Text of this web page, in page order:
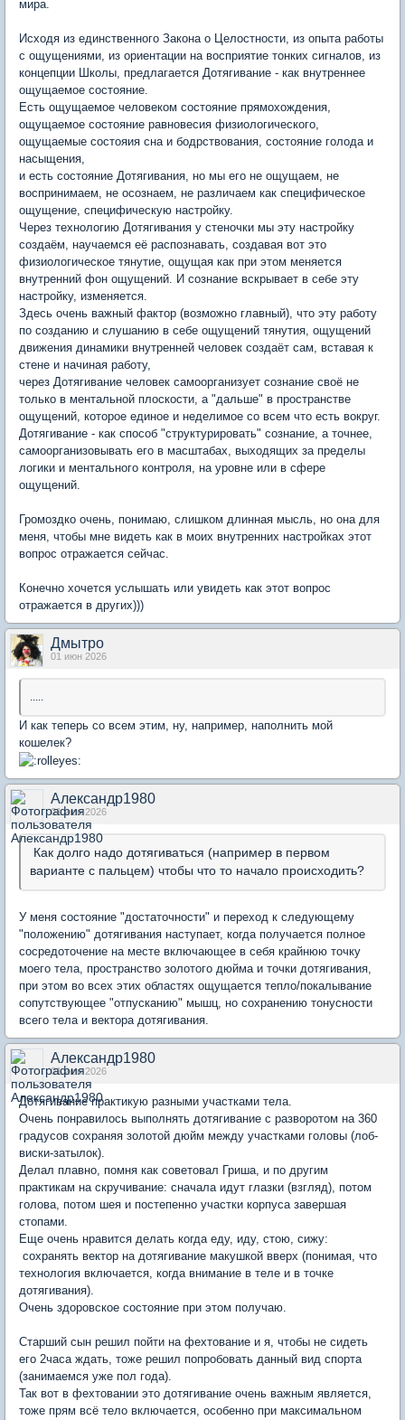
мира.
Исходя из единственного Закона о Целостности, из опыта работы
с ощущениями, из ориентации на восприятие тонких сигналов, из
концепции Школы, предлагается Дотягивание - как внутреннее
ощущаемое состояние.
Есть ощущаемое человеком состояние прямохождения,
ощущаемое состояние равновесия физиологического,
ощущаемые состояия сна и бодрствования, состояние голода и
насыщения,
и есть состояние Дотягивания, но мы его не ощущаем, не
воспринимаем, не осознаем, не различаем как специфическое
ощущение, специфическую настройку.
Через технологию Дотягивания у стеночки мы эту настройку
создаём, научаемся её распознавать, создавая вот это
физиологическое тянутие, ощущая как при этом меняется
внутренний фон ощущений. И сознание вскрывает в себе эту
настройку, изменяется.
Здесь очень важный фактор (возможно главный), что эту работу
по созданию и слушанию в себе ощущений тянутия, ощущений
движения динамики внутренней человек создаёт сам, вставая к
стене и начиная работу,
через Дотягивание человек самоорганизует сознание своё не
только в ментальной плоскости, а "дальше" в пространстве
ощущений, которое единое и неделимое со всем что есть вокруг.
Дотягивание - как способ "структурировать" сознание, а точнее,
самоорганизовывать его в масштабах, выходящих за пределы
логики и ментального контроля, на уровне или в сфере
ощущений.
Громоздко очень, понимаю, слишком длинная мысль, но она для
меня, чтобы мне видеть как в моих внутренних настройках этот
вопрос отражается сейчас.
Конечно хочется услышать или увидеть как этот вопрос
отражается в других)))
Дмытро
01 июн 2026
.....
И как теперь со всем этим, ну, например, наполнить мой
кошелек?
Александр1980
01 июн 2026
Как долго надо дотягиваться (например в первом
варианте с пальцем) чтобы что то начало происходить?
У меня состояние "достаточности" и переход к следующему
"положению" дотягивания наступает, когда получается полное
сосредоточение на месте включающее в себя крайнюю точку
моего тела, пространство золотого дюйма и точки дотягивания,
при этом во всех этих областях ощущается тепло/покалывание
сопутствующее "отпусканию" мышц, но сохранению тонусности
всего тела и вектора дотягивания.
Александр1980
01 июн 2026
Дотягивание практикую разными участками тела.
Очень понравилось выполнять дотягивание с разворотом на 360
градусов сохраняя золотой дюйм между участками головы (лоб-
виски-затылок).
Делал плавно, помня как советовал Гриша, и по другим
практикам на скручивание: сначала идут глазки (взгляд), потом
голова, потом шея и постепенно участки корпуса завершая
стопами.
Еще очень нравится делать когда еду, иду, стою, сижу:
сохранять вектор на дотягивание макушкой вверх (понимая, что
технология включается, когда внимание в теле и в точке
дотягивания).
Очень здоровское состояние при этом получаю.
Старший сын решил пойти на фехтование и я, чтобы не сидеть
его 2часа ждать, тоже решил попробовать данный вид спорта
(занимаемся уже пол года).
Так вот в фехтовании это дотягивание очень важным является,
тоже прям всё тело включается, особенно при максимальном